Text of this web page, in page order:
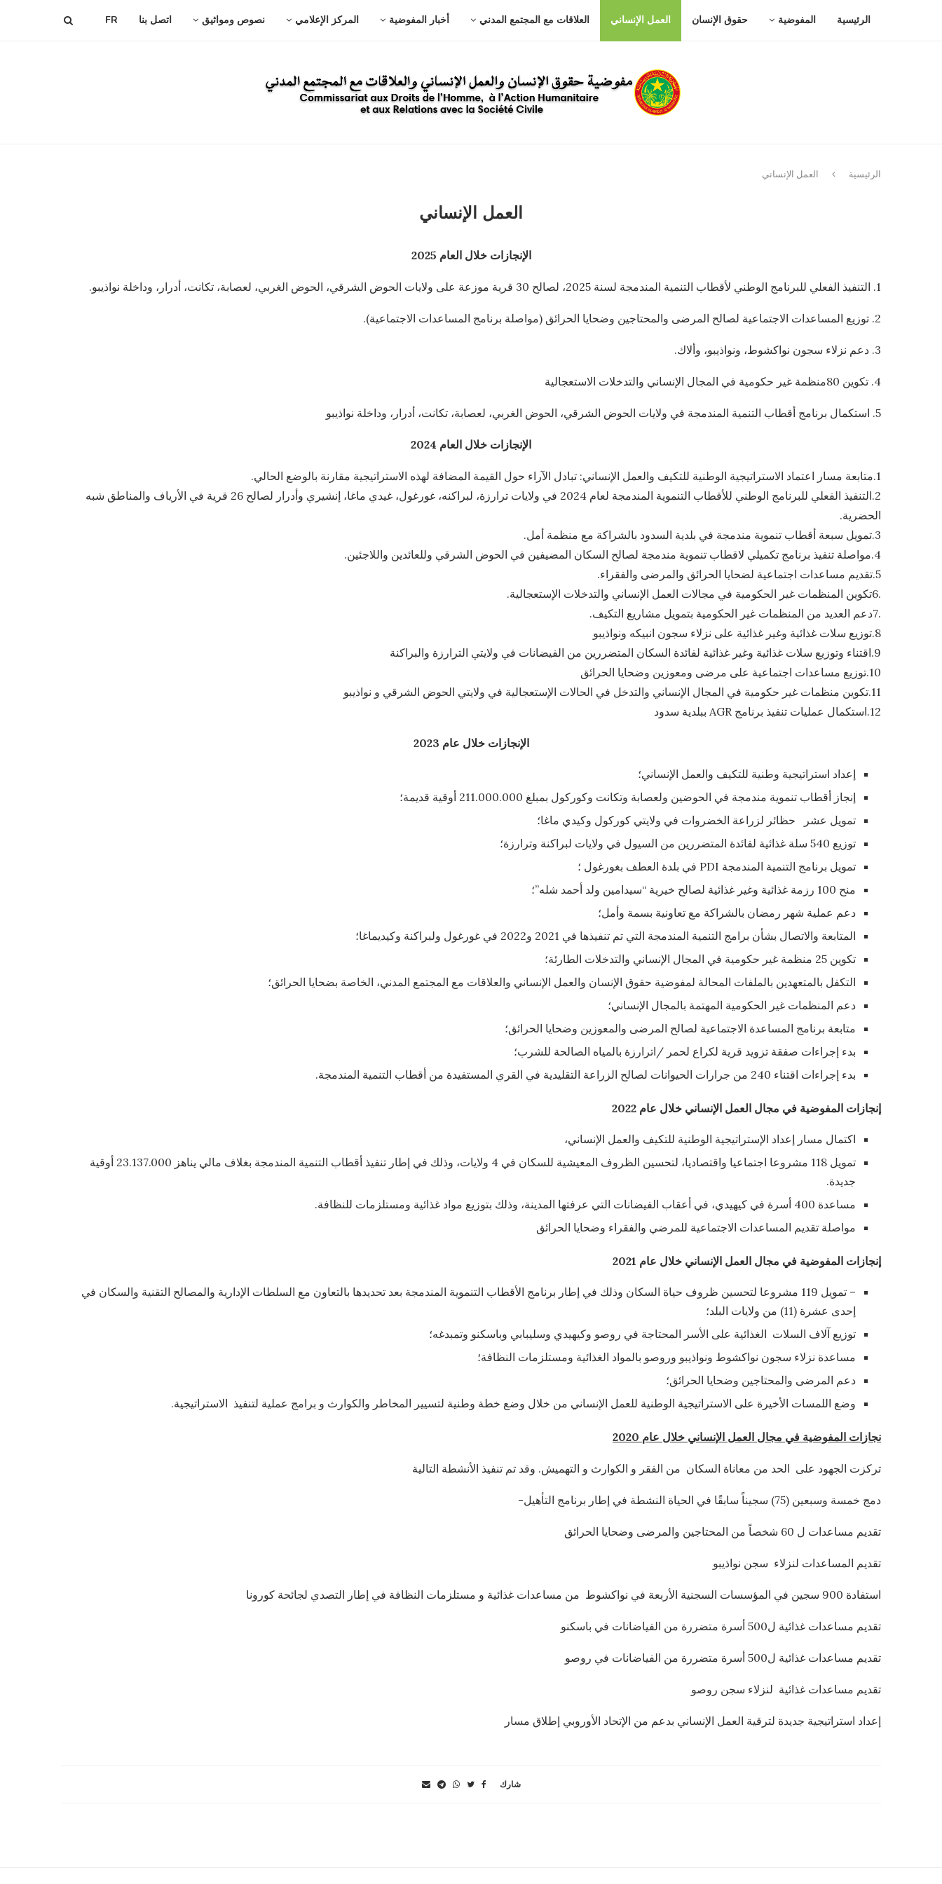
الرئيسية المفوضية حقوق الإنسان العمل الإنساني العلاقات مع المجتمع المدني أخبار المفوضية المركز الإعلامي نصوص ومواثيق اتصل بنا FR
الرئيسية العمل الإنساني
العمل الإنساني
الإنجازات خلال العام 2025
1. التنفيذ الفعلي للبرنامج الوطني لأقطاب التنمية المندمجة لسنة 2025، لصالح 30 قرية موزعة على ولايات الحوض الشرقي، الحوض الغربي، لعصابة، تكانت، أدرار، وداخلة نواذيبو.
2. توزيع المساعدات الاجتماعية لصالح المرضى والمحتاجين وضحايا الحرائق (مواصلة برنامج المساعدات الاجتماعية).
3. دعم نزلاء سجون نواكشوط، ونواذيبو، وألاك.
4. تكوين 80منظمة غير حكومية في المجال الإنساني والتدخلات الاستعجالية
5. استكمال برنامج أقطاب التنمية المندمجة في ولايات الحوض الشرقي، الحوض الغربي، لعصابة، تكانت، أدرار، وداخلة نواذيبو
الإنجازات خلال العام 2024
1.متابعة مسار اعتماد الاستراتيجية الوطنية للتكيف والعمل الإنساني: تبادل الآراء حول القيمة المضافة لهذه الاستراتيجية مقارنة بالوضع الحالي.
2.التنفيذ الفعلي للبرنامج الوطني للأقطاب التنموية المندمجة لعام 2024 في ولايات ترارزة، لبراكنه، غورغول، غيدي ماغا، إنشيري وأدرار لصالح 26 قرية في الأرياف والمناطق شبه
الحضرية.
3.تمويل سبعة أقطاب تنموية مندمجة في بلدية السدود بالشراكة مع منظمة أمل.
4.مواصلة تنفيذ برنامج تكميلي لاقطاب تنموية مندمجة لصالح السكان المضيفين في الحوض الشرقي وللعائدين واللاجئين.
5.تقديم مساعدات اجتماعية لضحايا الحرائق والمرضى والفقراء.
.6تكوين المنظمات غير الحكومية في مجالات العمل الإنساني والتدخلات الإستعجالية.
.7دعم العديد من المنظمات غير الحكومية بتمويل مشاريع التكيف.
8.توزيع سلات غذائية وغير غذائية على نزلاء سجون انبيكه ونواذيبو
9.اقتناء وتوزيع سلات غذائية وغير غذائية لفائدة السكان المتضررين من الفيضانات في ولايتي الترارزة والبراكنة
10.توزيع مساعدات اجتماعية على مرضى ومعوزين وضحايا الحرائق
11.تكوين منظمات غير حكومية في المجال الإنساني والتدخل في الحالات الإستعجالية في ولايتي الحوض الشرقي و نواذيبو
12.استكمال عمليات تنفيذ برنامج AGR ببلدية سدود
الإنجازات خلال عام 2023
إعداد استراتيجية وطنية للتكيف والعمل الإنساني؛
إنجاز أقطاب تنموية مندمجة في الحوضين ولعصابة وتكانت وكوركول بمبلغ 211.000.000 أوقية قديمة؛
تمويل عشر حظائر لزراعة الخضروات في ولايتي كوركول وكيدي ماغا؛
توزيع 540 سلة غذائية لفائدة المتضررين من السيول في ولايات لبراكنة وترارزة؛
تمويل برنامج التنمية المندمجة PDI في بلدة العطف بغورغول ؛
منح 100 رزمة غذائية وغير غذائية لصالح خيرية “سيدامين ولد أحمد شله”؛
دعم عملية شهر رمضان بالشراكة مع تعاونية بسمة وأمل؛
المتابعة والاتصال بشأن برامج التنمية المندمجة التي تم تنفيذها في 2021 و2022 في غورغول ولبراكنة وكيديماغا؛
تكوين 25 منظمة غير حكومية في المجال الإنساني والتدخلات الطارئة؛
التكفل بالمتعهدين بالملفات المحالة لمفوضية حقوق الإنسان والعمل الإنساني والعلاقات مع المجتمع المدني، الخاصة بضحايا الحرائق؛
دعم المنظمات غير الحكومية المهتمة بالمجال الإنساني؛
متابعة برنامج المساعدة الاجتماعية لصالح المرضى والمعوزين وضحايا الحرائق؛
بدء إجراءات صفقة تزويد قرية لكراع لحمر /اترارزة بالمياه الصالحة للشرب؛
بدء إجراءات اقتناء 240 من جرارات الحيوانات لصالح الزراعة التقليدية في القري المستفيدة من أقطاب التنمية المندمجة.
إنجازات المفوضية في مجال العمل الإنساني خلال عام
اكتمال مسار إعداد الإستراتيجية الوطنية للتكيف والعمل الإنساني،
تمويل 118 مشروعا اجتماعيا واقتصاديا، لتحسين الظروف المعيشية للسكان في 4 ولايات، وذلك في إطار تنفيذ أقطاب التنمية المندمجة بغلاف مالي يناهز 23.137.000 أوقية
جديدة.
مساعدة 400 أسرة في كيهيدي، في أعقاب الفيضانات التي عرفتها المدينة، وذلك بتوزيع مواد غذائية ومستلزمات للنظافة.
مواصلة تقديم المساعدات الاجتماعية للمرضي والفقراء وضحايا الحرائق
إنجازات المفوضية في مجال العمل الإنساني خلال عام
– تمويل 119 مشروعا لتحسين ظروف حياة السكان وذلك في إطار برنامج الأقطاب التنموية المندمجة بعد تحديدها بالتعاون مع السلطات الإدارية والمصالح التقنية والسكان في
إحدى عشرة (11) من ولايات البلد؛
توزيع آلاف السلات الغذائية على الأسر المحتاجة في روصو وكيهيدي وسليبابي وباسكنو وتمبدغه؛
مساعدة نزلاء سجون نواكشوط ونواذيبو وروصو بالمواد الغذائية ومستلزمات النظافة؛
دعم المرضى والمحتاجين وضحايا الحرائق؛
وضع اللمسات الأخيرة على الاستراتيجية الوطنية للعمل الإنساني من خلال وضع خطة وطنية لتسيير المخاطر والكوارث و برامج عملية لتنفيذ الاستراتيجية.
نجازات المفوضية في مجال العمل الإنساني خلال عام
تركزت الجهود على الحد من معاناة السكان من الفقر و الكوارث و التهميش. وقد تم تنفيذ الأنشطة التالية
دمج خمسة وسبعين (75) سجيناً سابقًا في الحياة النشطة في إطار برنامج التأهيل-
تقديم مساعدات ل 60 شخصاً من المحتاجين والمرضى وضحايا الحرائق
تقديم المساعدات لنزلاء سجن نواذيبو
استفادة 900 سجين في المؤسسات السجنية الأربعة في نواكشوط من مساعدات غذائية و مستلزمات النظافة في إطار التصدي لجائحة كورونا
تقديم مساعدات غذائية ل500 أسرة متضررة من الفياضانات في باسكنو
تقديم مساعدات غذائية ل500 أسرة متضررة من الفياضانات في روصو
تقديم مساعدات غذائية لنزلاء سجن روصو
إعداد استراتيجية جديدة لترقية العمل الإنساني بدعم من الإتحاد الأوروبي إطلاق مسار
شارك